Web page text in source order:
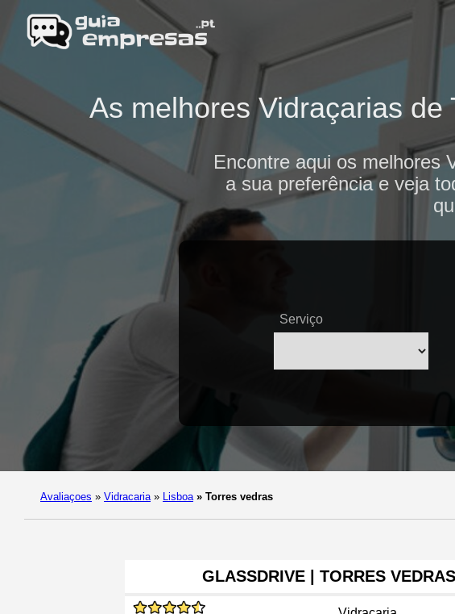
As melhores Vidraçarias de
Encontre aqui os melhores
a sua preferência e veja
Serviço
Avaliaçoes » Vidracaria » Lisboa » Torres vedras
GLASSDRIVE | TORRES VEDRAS